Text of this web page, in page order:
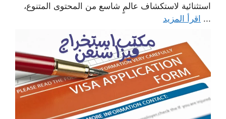
استثنائية لاستكشاف عالمٍ شاسع من المحتوى المتنوع،
... اقرأ المزيد